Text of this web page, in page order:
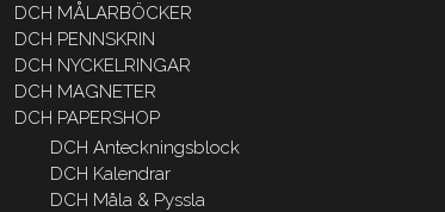
DCH MÅLARBÖCKER
DCH PENNSKRIN
DCH NYCKELRINGAR
DCH MAGNETER
DCH PAPERSHOP
DCH Anteckningsblock
DCH Kalendrar
DCH Måla & Pyssla